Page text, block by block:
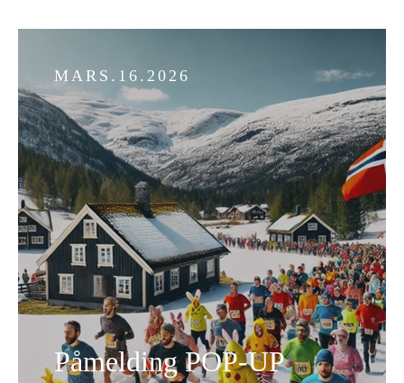
MARS.16.2026
Påmelding POP-UP